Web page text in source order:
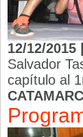
12/12/2015 |
Salvador
capítulo al